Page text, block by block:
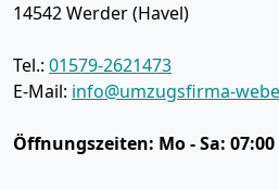
14542Werder (Havel)
Tel.: 01579-2621473
E-Mail: info@umzugsfirma-
Öffnungszeiten: Mo - Sa: